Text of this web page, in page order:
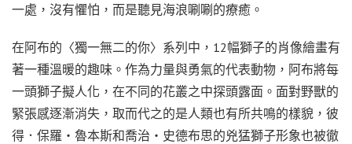
一處，沒有懼怕，而是聽見海浪唰唰的療癒。
在阿布的〈獨一無二的你〉系列中，12幅獅子的肖像繪畫有
著一種溫暖的趣味。作為力量與勇氣的代表動物，阿布將每
一頭獅子擬人化，在不同的花叢之中探頭露面。面對野獸的
緊張感逐漸消失，取而代之的是人類也有所共鳴的樣貌，彼
得．保羅・魯本斯和喬治・史德布思的兇猛獅子形象也被徹